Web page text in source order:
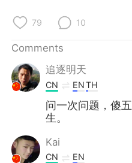
简体中文
Français
日本語
Русский
79 10
Comments
追逐明天
CN ENTH
问一次问题，傻
生。
Kai
CN EN